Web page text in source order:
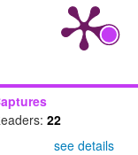
22
see details